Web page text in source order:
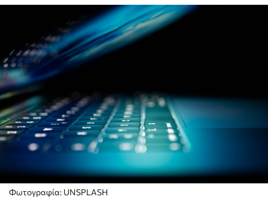
Φωτογραφία: UNSPLASH